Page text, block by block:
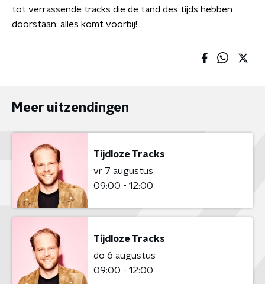
tot verrassende tracks die de tand des tijds hebben
doorstaan: alles komt voorbij!
Meer uitzendingen
Tijdloze Tracks
vr 7 augustus
09:00 - 12:00
Tijdloze Tracks
do 6 augustus
09:00 - 12:00